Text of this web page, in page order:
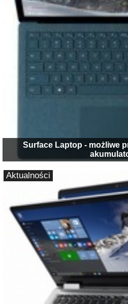
Surface Laptop - możliwe
Aktualności